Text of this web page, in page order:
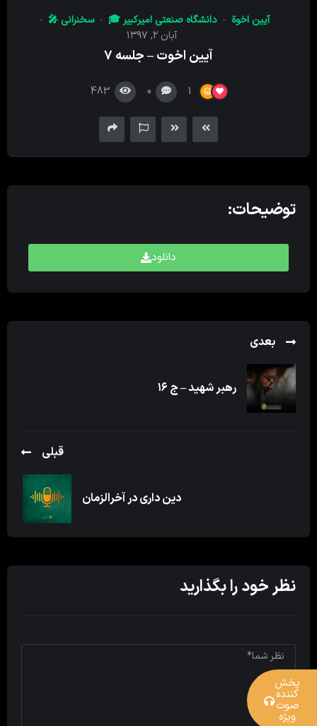
آیین اخوة دانشگاه صنعتی امیرکبیر 🎓
سخنرانی 🎤
آبان ۲, ۱۳۹۷
آیین اخوت – جلسه ۷
1
0
483
توضیحات:
دانلود
بعدی
رهبر شهید – ج ۱۶
قبلی
دین داری در آخرالزمان
نظر خود را بگذارید
پخش
کننده
صوت
ویژه